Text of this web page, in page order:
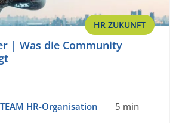
HR ZUKUNFT
| Was die Community
TEAM HR-Organisation 5 min